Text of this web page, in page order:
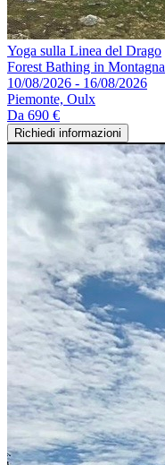
Yoga sulla Linea del Drago
Forest Bathing in Montagna
10/08/2026 - 16/08/2026
Piemonte, Oulx
Da 690 €
Richiedi informazioni